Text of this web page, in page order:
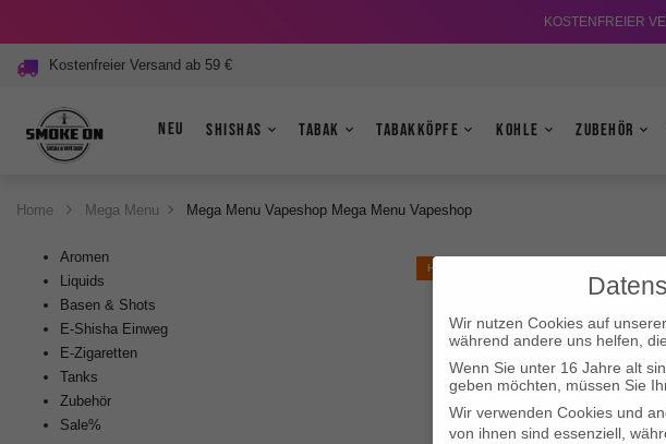
KOSTENFREIER
Kostenfreier Versand ab 59 €
Neu Shishas Tabak Tabakköpfe Kohle Zubehör
Home Mega Menu Mega Menu Vapeshop Mega Menu Vapeshop
Aromen
Liquids
HOT
Basen & Shots
E-Shisha Einweg
E-Zigaretten
Tanks
Zubehör
Sale%
Wir nutzen Cookies auf
während andere uns helfen,
Wenn Sie unter 16 Jahre alt
geben möchten, müssen Sie
Wir verwenden Cookies und
von ihnen sind essenziell,